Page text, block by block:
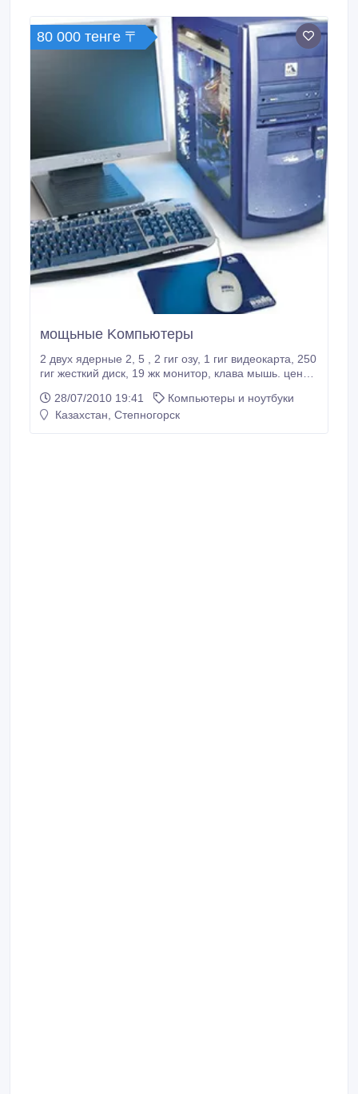
80 000 тенге 〒
мощьные Kомпьютеры
2 двух ядерные 2, 5 , 2 гиг озу, 1 гиг видеокарта, 250
гиг жесткий диск, 19 жк монитор, клава мышь. цена
цену..28/07/2010 19:41
Компьютеры и ноутбуки
Казахстан, Степногорск